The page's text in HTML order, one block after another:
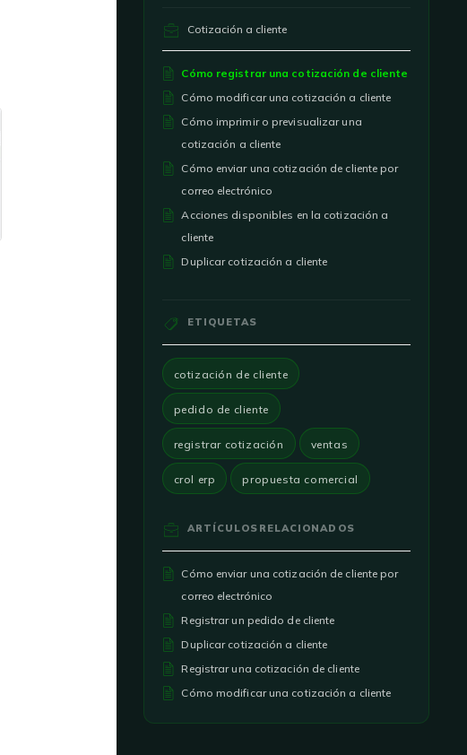
Cotización a cliente
Cómo registrar una cotización de cliente
Cómo modificar una cotización a cliente
Cómo imprimir o previsualizar una
cotización a cliente
Cómo enviar una cotización de cliente por
correo electrónico
Acciones disponibles en la cotización a
cliente
Duplicar cotización a cliente
ETIQUETAS
cotización de cliente
pedido de cliente
registrar cotización ventas
crol erp propuesta comercial
ARTÍCULOS RELACIONADOS
Cómo enviar una cotización de cliente por
correo electrónico
Registrar un pedido de cliente
Duplicar cotización a cliente
Registrar una cotización de cliente
Cómo modificar una cotización a cliente